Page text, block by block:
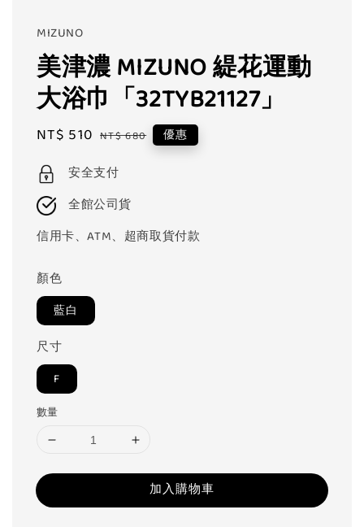
MIZUNO
美津濃 MIZUNO 緹花運動
大浴巾「32TYB21127」
Sale
NT$ 510 Regular
NT$ 680 優惠
安全支付
全館公司貨
信用卡、ATM、超商取貨付款
顏色
藍白
尺寸
F
數量
加入購物車